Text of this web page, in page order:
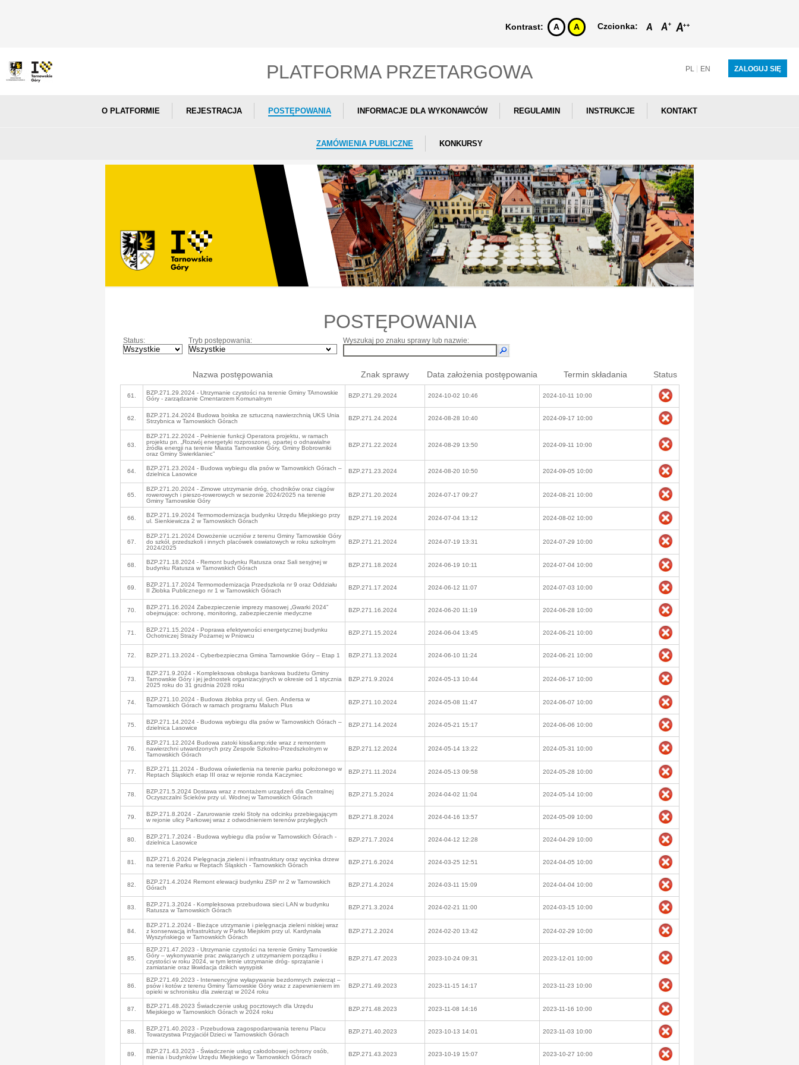
Czcionka:
Kontrast: A A
PLATFORMA PRZETARGOWA PL EN ZALOGUJ SIĘ
O PLATFORMIE REJESTRACJA POSTĘPOWANIA INFORMACJE DLA WYKONAWCÓW REGULAMIN INSTRUKCJE KONTAKT
ZAMÓWIENIA PUBLICZNE KONKURSY
POSTĘPOWANIA
Status: Tryb postępowania: Wyszukaj po znaku sprawy lub nazwie:
Nazwa postępowania Znak sprawy Data założenia postępowania Termin składania Status
61.
BZP.271.29.2024 - Utrzymanie czystości na terenie Gminy TArnowskie
Góry - zarządzanie Cmentarzem Komunalnym
BZP.271.29.2024 2024-10-02 10:46 2024-10-11 10:00
62.
BZP.271.24.2024 Budowa boiska ze sztuczną nawierzchnią UKS Unia
Strzybnica w Tarnowskich Górach
BZP.271.24.2024 2024-08-28 10:40 2024-09-17 10:00
63.
BZP.271.22.2024 - Pełnienie funkcji Operatora projektu, w ramach
projektu pn. „Rozwój energetyki rozproszonej, opartej o odnawialne
źródła energii na terenie Miasta Tarnowskie Góry, Gminy Bobrowniki
oraz Gminy Świerklaniec”
BZP.271.22.2024 2024-08-29 13:50 2024-09-11 10:00
64.
BZP.271.23.2024 - Budowa wybiegu dla psów w Tarnowskich Górach –
dzielnica Lasowice
BZP.271.23.2024 2024-08-20 10:50 2024-09-05 10:00
65.
BZP.271.20.2024 - Zimowe utrzymanie dróg, chodników oraz ciągów
rowerowych i pieszo-rowerowych w sezonie 2024/2025 na terenie
Gminy Tarnowskie Góry
BZP.271.20.2024 2024-07-17 09:27 2024-08-21 10:00
66.
BZP.271.19.2024 Termomodernizacja budynku Urzędu Miejskiego przy
ul. Sienkiewicza 2 w Tarnowskich Górach
BZP.271.19.2024 2024-07-04 13:12 2024-08-02 10:00
67.
BZP.271.21.2024 Dowożenie uczniów z terenu Gminy Tarnowskie Góry
do szkół, przedszkoli i innych placówek oswiatowych w roku szkolnym
2024/2025
BZP.271.21.2024 2024-07-19 13:31 2024-07-29 10:00
68.
BZP.271.18.2024 - Remont budynku Ratusza oraz Sali sesyjnej w
budynku Ratusza w Tarnowskich Górach
BZP.271.18.2024 2024-06-19 10:11 2024-07-04 10:00
69.
BZP.271.17.2024 Termomodernizacja Przedszkola nr 9 oraz Oddziału
II Żłobka Publicznego nr 1 w Tarnowskich Górach
BZP.271.17.2024 2024-06-12 11:07 2024-07-03 10:00
70.
BZP.271.16.2024 Zabezpieczenie imprezy masowej „Gwarki 2024”
obejmujące: ochronę, monitoring, zabezpieczenie medyczne
BZP.271.16.2024 2024-06-20 11:19 2024-06-28 10:00
71.
BZP.271.15.2024 - Poprawa efektywności energetycznej budynku
Ochotniczej Straży Pożarnej w Pniowcu
BZP.271.15.2024 2024-06-04 13:45 2024-06-21 10:00
72. BZP.271.13.2024 - Cyberbezpieczna Gmina Tarnowskie Góry – Etap 1 BZP.271.13.2024 2024-06-10 11:24 2024-06-21 10:00
73.
BZP.271.9.2024 - Kompleksowa obsługa bankowa budżetu Gminy
Tarnowskie Góry i jej jednostek organizacyjnych w okresie od 1 stycznia
2025 roku do 31 grudnia 2028 roku
BZP.271.9.2024 2024-05-13 10:44 2024-06-17 10:00
74.
BZP.271.10.2024 - Budowa żłobka przy ul. Gen. Andersa w
Tarnowskich Górach w ramach programu Maluch Plus
BZP.271.10.2024 2024-05-08 11:47 2024-06-07 10:00
75.
BZP.271.14.2024 - Budowa wybiegu dla psów w Tarnowskich Górach –
dzielnica Lasowice
BZP.271.14.2024 2024-05-21 15:17 2024-06-06 10:00
76.
BZP.271.12.2024 Budowa zatoki kiss&amp;ride wraz z remontem
nawierzchni utwardzonych przy Zespole Szkolno-Przedszkolnym w
Tarnowskich Górach
BZP.271.12.2024 2024-05-14 13:22 2024-05-31 10:00
77.
BZP.271.11.2024 - Budowa oświetlenia na terenie parku położonego w
Reptach Śląskich etap III oraz w rejonie ronda Kaczyniec
BZP.271.11.2024 2024-05-13 09:58 2024-05-28 10:00
78.
BZP.271.5.2024 Dostawa wraz z montażem urządzeń dla Centralnej
Oczyszczalni Ścieków przy ul. Wodnej w Tarnowskich Górach
BZP.271.5.2024 2024-04-02 11:04 2024-05-14 10:00
79.
BZP.271.8.2024 - Zarurowanie rzeki Stoły na odcinku przebiegającym
w rejonie ulicy Parkowej wraz z odwodnieniem terenów przyległych
BZP.271.8.2024 2024-04-16 13:57 2024-05-09 10:00
80.
BZP.271.7.2024 - Budowa wybiegu dla psów w Tarnowskich Górach -
dzielnica Lasowice
BZP.271.7.2024 2024-04-12 12:28 2024-04-29 10:00
81.
BZP.271.6.2024 Pielęgnacja zieleni i infrastruktury oraz wycinka drzew
na terenie Parku w Reptach Śląskich - Tarnowskich Górach
BZP.271.6.2024 2024-03-25 12:51 2024-04-05 10:00
82.
BZP.271.4.2024 Remont elewacji budynku ZSP nr 2 w Tarnowskich
Górach
BZP.271.4.2024 2024-03-11 15:09 2024-04-04 10:00
83.
BZP.271.3.2024 - Kompleksowa przebudowa sieci LAN w budynku
Ratusza w Tarnowskich Górach
BZP.271.3.2024 2024-02-21 11:00 2024-03-15 10:00
84.
BZP.271.2.2024 - Bieżące utrzymanie i pielęgnacja zieleni niskiej wraz
z konserwacją infrastruktury w Parku Miejskim przy ul. Kardynała
Wyszyńskiego w Tarnowskich Górach
BZP.271.2.2024 2024-02-20 13:42 2024-02-29 10:00
85.
BZP.271.47.2023 - Utrzymanie czystości na terenie Gminy Tarnowskie
Góry – wykonywanie prac związanych z utrzymaniem porządku i
czystości w roku 2024, w tym letnie utrzymanie dróg- sprzątanie i
zamiatanie oraz likwidacja dzikich wysypisk
BZP.271.47.2023 2023-10-24 09:31 2023-12-01 10:00
86.
BZP.271.49.2023 - Interwencyjne wyłapywanie bezdomnych zwierząt –
psów i kotów z terenu Gminy Tarnowskie Góry wraz z zapewnieniem im
opieki w schronisku dla zwierząt w 2024 roku
BZP.271.49.2023 2023-11-15 14:17 2023-11-23 10:00
87.
BZP.271.48.2023 Świadczenie usług pocztowych dla Urzędu
Miejskiego w Tarnowskich Górach w 2024 roku
BZP.271.48.2023 2023-11-08 14:16 2023-11-16 10:00
88.
BZP.271.40.2023 - Przebudowa zagospodarowania terenu Placu
Towarzystwa Przyjaciół Dzieci w Tarnowskich Górach
BZP.271.40.2023 2023-10-13 14:01 2023-11-03 10:00
89.
BZP.271.43.2023 - Świadczenie usług całodobowej ochrony osób,
mienia i budynków Urzędu Miejskiego w Tarnowskich Górach
BZP.271.43.2023 2023-10-19 15:07 2023-10-27 10:00